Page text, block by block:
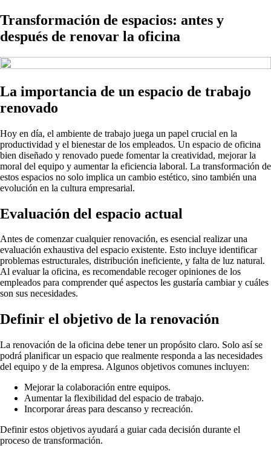
Transformación de espacios: antes y
después de renovar la oficina
La importancia de un espacio de trabajo
renovado
Hoy en día, el ambiente de trabajo juega un papel crucial en la
productividad y el bienestar de los empleados. Un espacio de oficina
bien diseñado y renovado puede fomentar la creatividad, mejorar la
moral del equipo y aumentar la eficiencia laboral. La transformación de
estos espacios no solo implica un cambio estético, sino también una
evolución en la cultura empresarial.
Evaluación del espacio actual
Antes de comenzar cualquier renovación, es esencial realizar una
evaluación exhaustiva del espacio existente. Esto incluye identificar
problemas estructurales, distribución ineficiente, y falta de luz natural.
Al evaluar la oficina, es recomendable recoger opiniones de los
empleados para comprender qué aspectos les gustaría cambiar y cuáles
son sus necesidades.
Definir el objetivo de la renovación
La renovación de la oficina debe tener un propósito claro. Solo así se
podrá planificar un espacio que realmente responda a las necesidades
del equipo y de la empresa. Algunos objetivos comunes incluyen:
Mejorar la colaboración entre equipos.
Aumentar la flexibilidad del espacio de trabajo.
Incorporar áreas para descanso y recreación.
Definir estos objetivos ayudará a guiar cada decisión durante el
proceso de transformación.